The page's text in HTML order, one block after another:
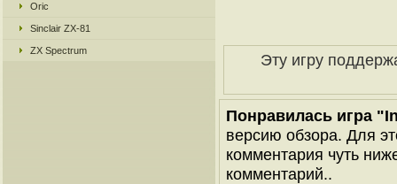
Oric
Sinclair ZX-81
ZX Spectrum Эту игру
Понравилась игра
версию обзора. Для
комментария чуть
комментарий..